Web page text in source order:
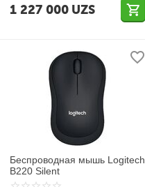
1 227 000 UZS
Беспроводная мышь Logitech
B220 Silent